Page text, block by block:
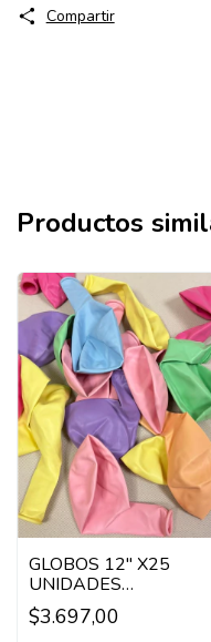
Compartir
Productos
GLOBOS 12'' X25
UNIDADES
SURTIDOS
$3.697,00